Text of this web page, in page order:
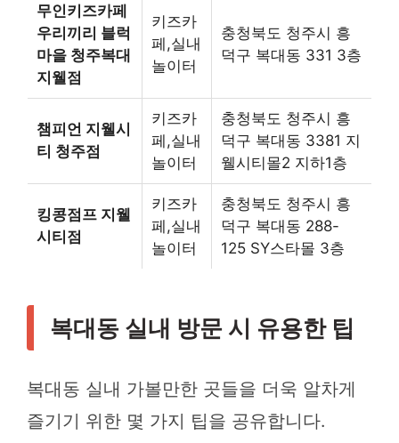
무인키즈카페
우리끼리 블럭
마을 청주복대
지웰점
키즈카
페,실내
놀이터
충청북도 청주시 흥
덕구 복대동 331 3층
챔피언 지웰시
티 청주점
키즈카
페,실내
놀이터
충청북도 청주시 흥
덕구 복대동 3381 지
웰시티몰2 지하1층
킹콩점프 지웰
시티점
키즈카
페,실내
놀이터
충청북도 청주시 흥
덕구 복대동 288-
125 SY스타몰 3층
복대동 실내 방문 시 유용한 팁
복대동 실내 가볼만한 곳들을 더욱 알차게
즐기기 위한 몇 가지 팁을 공유합니다.